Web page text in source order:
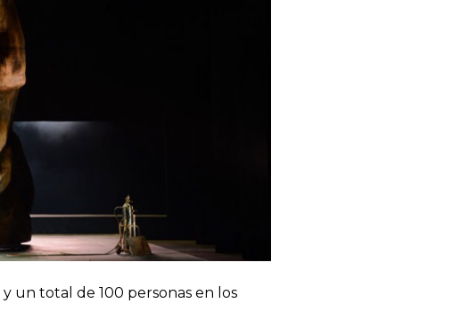
y un total de 100 personas en los